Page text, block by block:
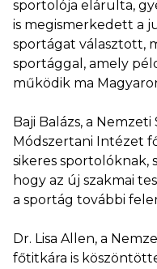
sportolója elárulta,
is megismerkedett a
sportágat választott,
sportággal, amely
működik ma
Baji Balázs, a
Módszertani Intézet
sikeres sportolóknak,
hogy az új szakmai
a sportág további
Dr. Lisa Allen, a
főtitkára is